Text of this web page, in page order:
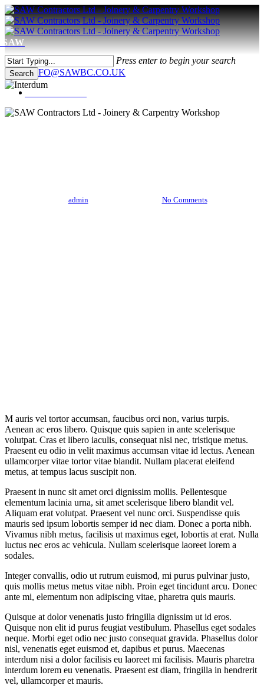
Skip
to
main
content
Menu
0208 566 4886
INFO@SAWBC.CO.UK
Press enter to begin your search
Search
Close
Search
admin No Comments
M auris vel tortor accumsan, faucibus orci non, varius turpis.
Aenean ac eros libero. Quisque quis sapien in ante scelerisque
volutpat. Cras et libero iaculis, consequat nisi nec, tristique metus.
Praesent eu odio in velit maximus accumsan vitae id lectus. Aenean
ullamcorper vitae tortor vitae blandit. Nullam placerat eleifend
metus, at tempus lacus suscipit non.
Praesent in nunc sit amet orci dignissim mollis. Pellentesque
elementum lacinia urna, sit amet scelerisque libero blandit vel.
Aliquam erat volutpat. Praesent vel nunc orci. Suspendisse quis
mauris sed ipsum lobortis semper id nec diam. Donec a porta nibh.
Vivamus nibh metus, facilisis ut maximus eget, lobortis at erat. Nulla
luctus nec eros ac vehicula. Nullam scelerisque laoreet lorem a
sodales.
Integer convallis, odio ut rutrum euismod, mi purus pulvinar justo,
quis mollis metus metus vitae nibh. Proin eget tincidunt arcu. Donec
ante mi, elementum non adipiscing vitae, pharetra quis mauris.
Quisque at dolor venenatis justo fringilla dignissim ut id eros.
Quisque non elit id purus feugiat vestibulum. Phasellus eget sodales
neque. Morbi eget odio nec justo consequat gravida. Phasellus dolor
nisl, venenatis eget euismod et, dapibus et purus. Maecenas
interdum nisi a dolor facilisis eu laoreet mi facilisis. Mauris pharetra
interdum lorem eu venenatis. Praesent est diam, fringilla in hendrerit
vel, ullamcorper et mauris.